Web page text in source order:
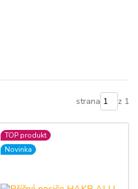
strana z 1
TOP produkt
Novinka